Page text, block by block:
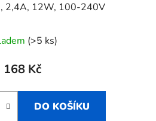
2,4A, 12W, 100-240V
(>5 ks)
168 Kč
DO KOŠÍKU